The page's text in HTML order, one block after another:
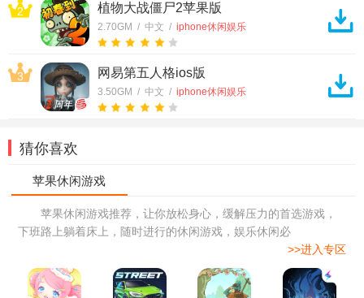
2 植物大战僵尸2苹果版
2.70GM / 中文 / iphone休闲娱乐
3 网易第五人格ios版
3.50GM / 中文 / iphone休闲娱乐
猜你喜欢
苹果休闲游戏推荐，让你放松身心，缓解压力的首选游戏，
下班路上躺着床上，随时进行的休闲游戏，娱乐休闲必
>>进入专区